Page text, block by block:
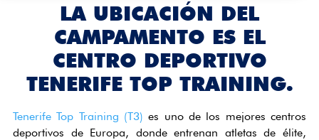
LA UBICACIÓN DEL
CAMPAMENTO ES EL
CENTRO DEPORTIVO
TENERIFE TOP TRAINING.
Tenerife Top Training (T3) es uno de los mejores centros
deportivos de Europa, donde entrenan atletas de élite,